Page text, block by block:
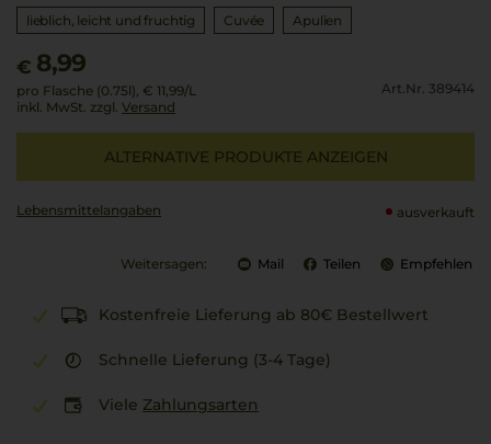
lieblich, leicht und fruchtig
Cuvée Apulien
€ 8,99
pro Flasche (0.75l), € 11,99/L
inkl. MwSt. zzgl. Versand
Art.Nr. 389414
ALTERNATIVE PRODUKTE ANZEIGEN
Lebensmittel­angaben ausverkauft
Weitersagen: Mail Teilen Empfehlen
Kostenfreie Lieferung ab 80€ Bestellwert
Schnelle Lieferung (3-4 Tage)
Viele Zahlungsarten